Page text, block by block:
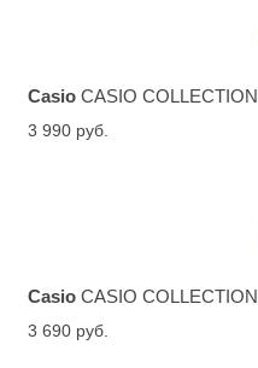
Casio CASIO COLLECTION
3 990 руб.
Casio CASIO COLLECTION
3 690 руб.